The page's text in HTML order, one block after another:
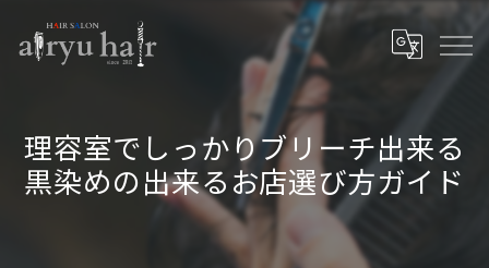
理容室でしっかりブリーチ出来る
黒染めの出来るお店選び方ガイド